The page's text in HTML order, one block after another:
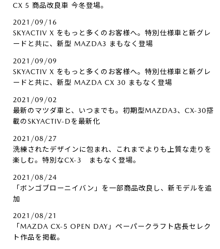
CX 5 商品改良車 今冬登場。
2021/09/16
SKYACTIV X をもっと多くのお客様へ。特別仕様車と新グレ
ードと共に、新型 MAZDA3 まもなく登場
2021/09/09
SKYACTIV X をもっと多くのお客様へ。特別仕様車と新グレ
ードと共に、新型 MAZDA CX 30 まもなく登場
2021/09/02
最新のマツダ車と、いつまでも。初期型MAZDA3、CX-30搭
載のSKYACTIV-Dを最新化
2021/08/27
洗練されたデザインに包まれ、これまでよりも上質な走りを
楽しむ。特別なCX-3 まもなく登場。
2021/08/24
「ボンゴブローニイバン」を一部商品改良し、新モデルを追
加
2021/08/21
「MAZDA CX-5 OPEN DAY」ペーパークラフト店長セレク
ト作品を掲載。